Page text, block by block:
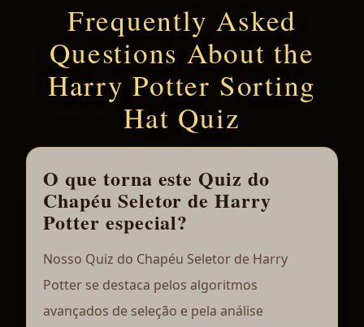
Frequently Asked
Questions About the
Harry Potter Sorting
Hat Quiz
O que torna este Quiz do
Chapéu Seletor de Harry
Potter especial?
Nosso Quiz do Chapéu Seletor de Harry
Potter se destaca pelos algoritmos
avançados de seleção e pela análise